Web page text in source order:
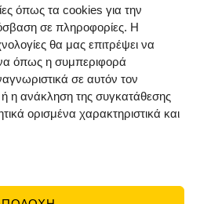
όπως τα cookies για την
σε πληροφορίες. Η
θα μας επιτρέψει να
όπως η συμπεριφορά
σε αυτόν τον
η ανάκληση της συγκατάθεσης
ορισμένα χαρακτηριστικά και